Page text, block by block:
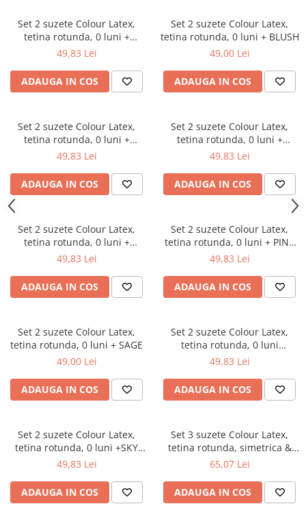
Saltele masa de infasat
Monitorizare video
Perne pentru bebe
Pilote
Pompe de san
Saltele patut
Protectie saltea patut
Saltele 127x 63 cm
Saltele 140x70 cm
Saltele 160x80 cm
Saltele120x60 cm
Saltelute de activitati
Tablite magetice si accesorii
Umidificatore
Set 2 suzete Colour Latex,
tetina rotunda, 0 luni +
BLACK/WHITE
49,83 Lei
ADAUGA IN COS
Set 2 suzete Colour Latex,
tetina rotunda, 0 luni + BLUSH
49,00 Lei
ADAUGA IN COS
Set 2 suzete Colour Latex,
tetina rotunda, 0 luni +
CLOUD/BLUSH
49,83 Lei
ADAUGA IN COS
Set 2 suzete Colour Latex,
tetina rotunda, 0 luni +
CORAL/RUBY
49,83 Lei
ADAUGA IN COS
Set 2 suzete Colour Latex,
tetina rotunda, 0 luni +
NORDIC MINT/FOREST LAKE
49,83 Lei
ADAUGA IN COS
Set 2 suzete Colour Latex,
tetina rotunda, 0 luni + PINK
PLUM/ELDERBERRY
49,83 Lei
ADAUGA IN COS
Set 2 suzete Colour Latex,
tetina rotunda, 0 luni + SAGE
49,00 Lei
ADAUGA IN COS
Set 2 suzete Colour Latex,
tetina rotunda, 0 luni
+SAGE/HUNTER GREEN
49,83 Lei
ADAUGA IN COS
Set 2 suzete Colour Latex,
tetina rotunda, 0 luni +SKY
BLUE/BABY BLUE
49,83 Lei
ADAUGA IN COS
Set 3 suzete Colour Latex,
tetina rotunda, simetrica &
anatomica 0 luni + BLUSH
65,07 Lei
ADAUGA IN COS